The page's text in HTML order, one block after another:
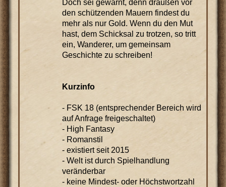
Doch sei gewarnt, denn draußen vor
den schützenden Mauern findest du
mehr als nur Gold. Wenn du den Mut
hast, dem Schicksal zu trotzen, so tritt
ein, Wanderer, um gemeinsam
Geschichte zu schreiben!
Kurzinfo
- FSK 18 (entsprechender Bereich wird
auf Anfrage freigeschaltet)
- High Fantasy
- Romanstil
- existiert seit 2015
- Welt ist durch Spielhandlung
veränderbar
- keine Mindest- oder Höchstwortzahl